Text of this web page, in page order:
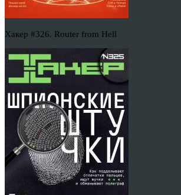
Хакер #326. Router from Hell